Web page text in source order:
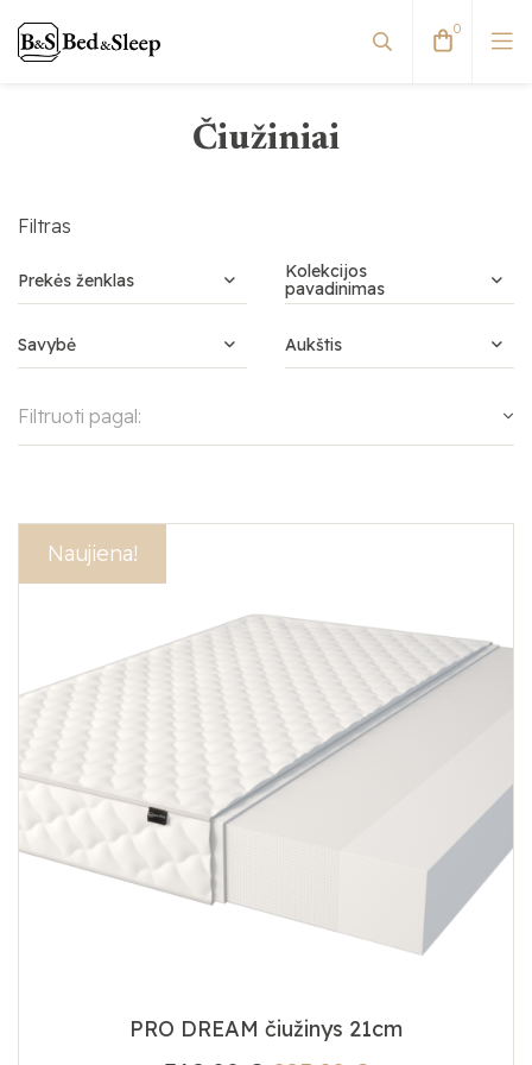
Viskoelastiniai čiužiniai
0
Čiužiniai
Filtras
Prekės ženklas
Kolekcijos
pavadinimas
Savybė Aukštis
Filtruoti pagal:
Akcija!
Naujiena!
PRO DREAM čiužinys 21cm